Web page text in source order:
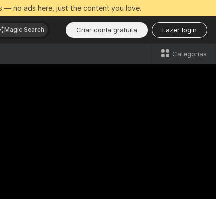
— no ads here, just the content you love.
Magic Search Criar conta gratuita Fazer login
Categorias